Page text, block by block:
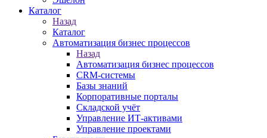
Каталог
Назад
Каталог
Автоматизация бизнес процессов
Назад
Автоматизация бизнес процессов
CRM-системы
Базы знаний
Корпоративные порталы
Складской учёт
Управление ИТ-активами
Управление проектами